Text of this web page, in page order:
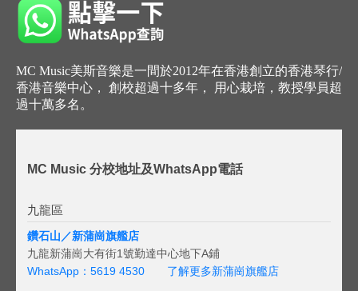
MC Music美斯音樂是一間於2012年在香港創立的香港琴行/
香港音樂中心， 創校超過十多年， 用心栽培，教授學員超
過十萬多名。
MC Music 分校地址及WhatsApp電話
九龍區
鑽石山／新蒲崗旗艦店
九龍新蒲崗大有街1號勤達中心地下A鋪
WhatsApp：5619 4530
了解更多新蒲崗旗艦店